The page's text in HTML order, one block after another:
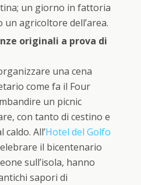
un giorno in fattoria
agricoltore dell’area.
originali a prova di
una cena
come fa il Four
un picnic
con tanto di cestino e
All’Hotel del Golfo
il bicentenario
sull’isola, hanno
sapori di